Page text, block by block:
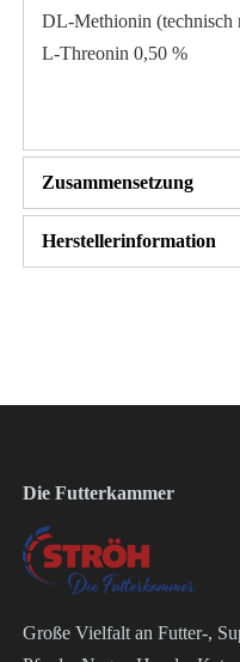
DL-Methionin (technisch
L-Threonin 0,50 %
Zusammensetzung
Herstellerinformation
Die Futterkammer
Große Vielfalt an Futter-,